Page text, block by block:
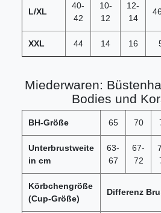
L/XL
40-
42
10-
12
12-
14
XXL 44 14 16
Miederwaren:
Bodies und
BH-Größe 65 70
Unterbrustweite
in cm
63-
67
67-
72
Körbchengröße
(Cup-Größe)
Differenz